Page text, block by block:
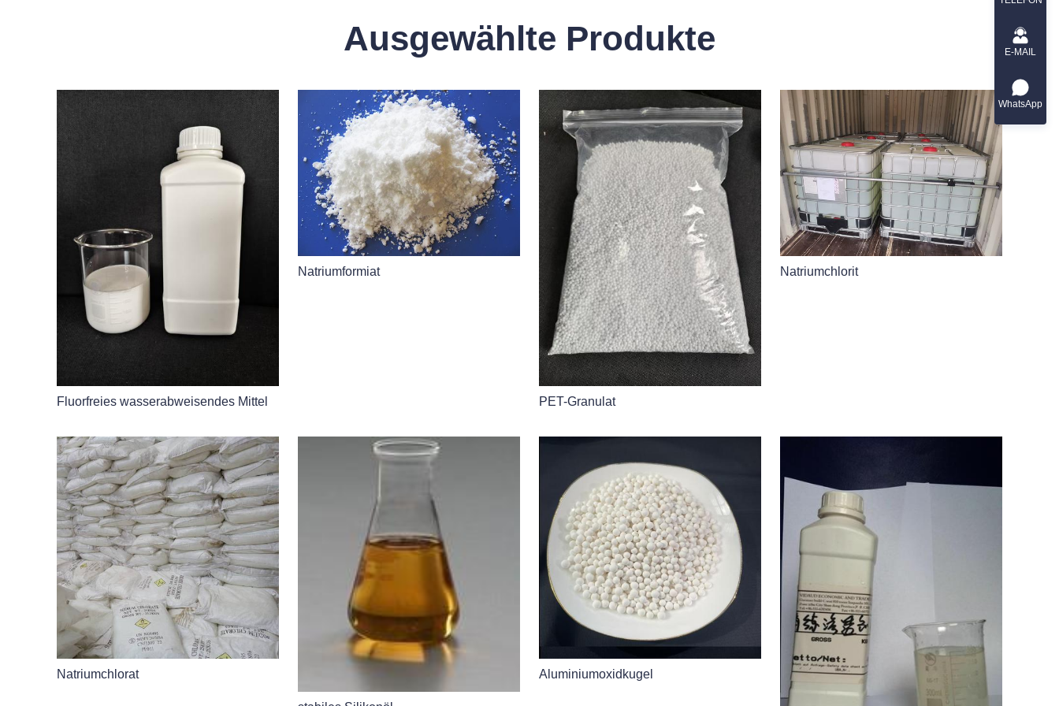
Ausgewählte Produkte
Fluorfreies wasserabweisendes Mittel
Natriumformiat
PET-Granulat
Natriumchlorit
Natriumchlorat Aluminiumoxidkugel
E-MAIL
WhatsApp